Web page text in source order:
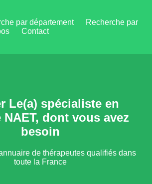
par département
Recherche par
Contact
Le(a) spécialiste en
NAET, dont vous avez
besoin
de thérapeutes qualifiés dans
toute la France